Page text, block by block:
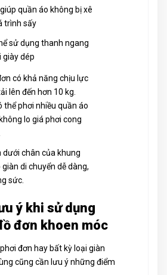
quần áo không bị xê
trình sấy
sử dụng thanh ngang
giày dép
có khả năng chịu lực
lên đến hơn 10 kg.
thể phơi nhiều quần áo
lo giá phơi cong
dưới chân của khung
di chuyển dễ dàng,
sức.
ý khi sử dụng
đơn khoen móc
đơn hay bất kỳ loại giàn
cũng cần lưu ý những điểm